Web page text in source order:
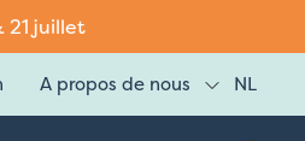
21 juillet
A propos de nous NL